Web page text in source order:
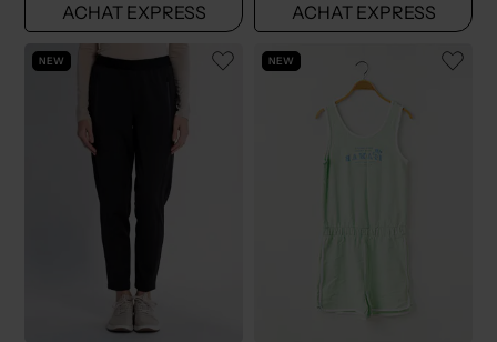
ACHAT EXPRESS ACHAT EXPRESS
NEW NEW